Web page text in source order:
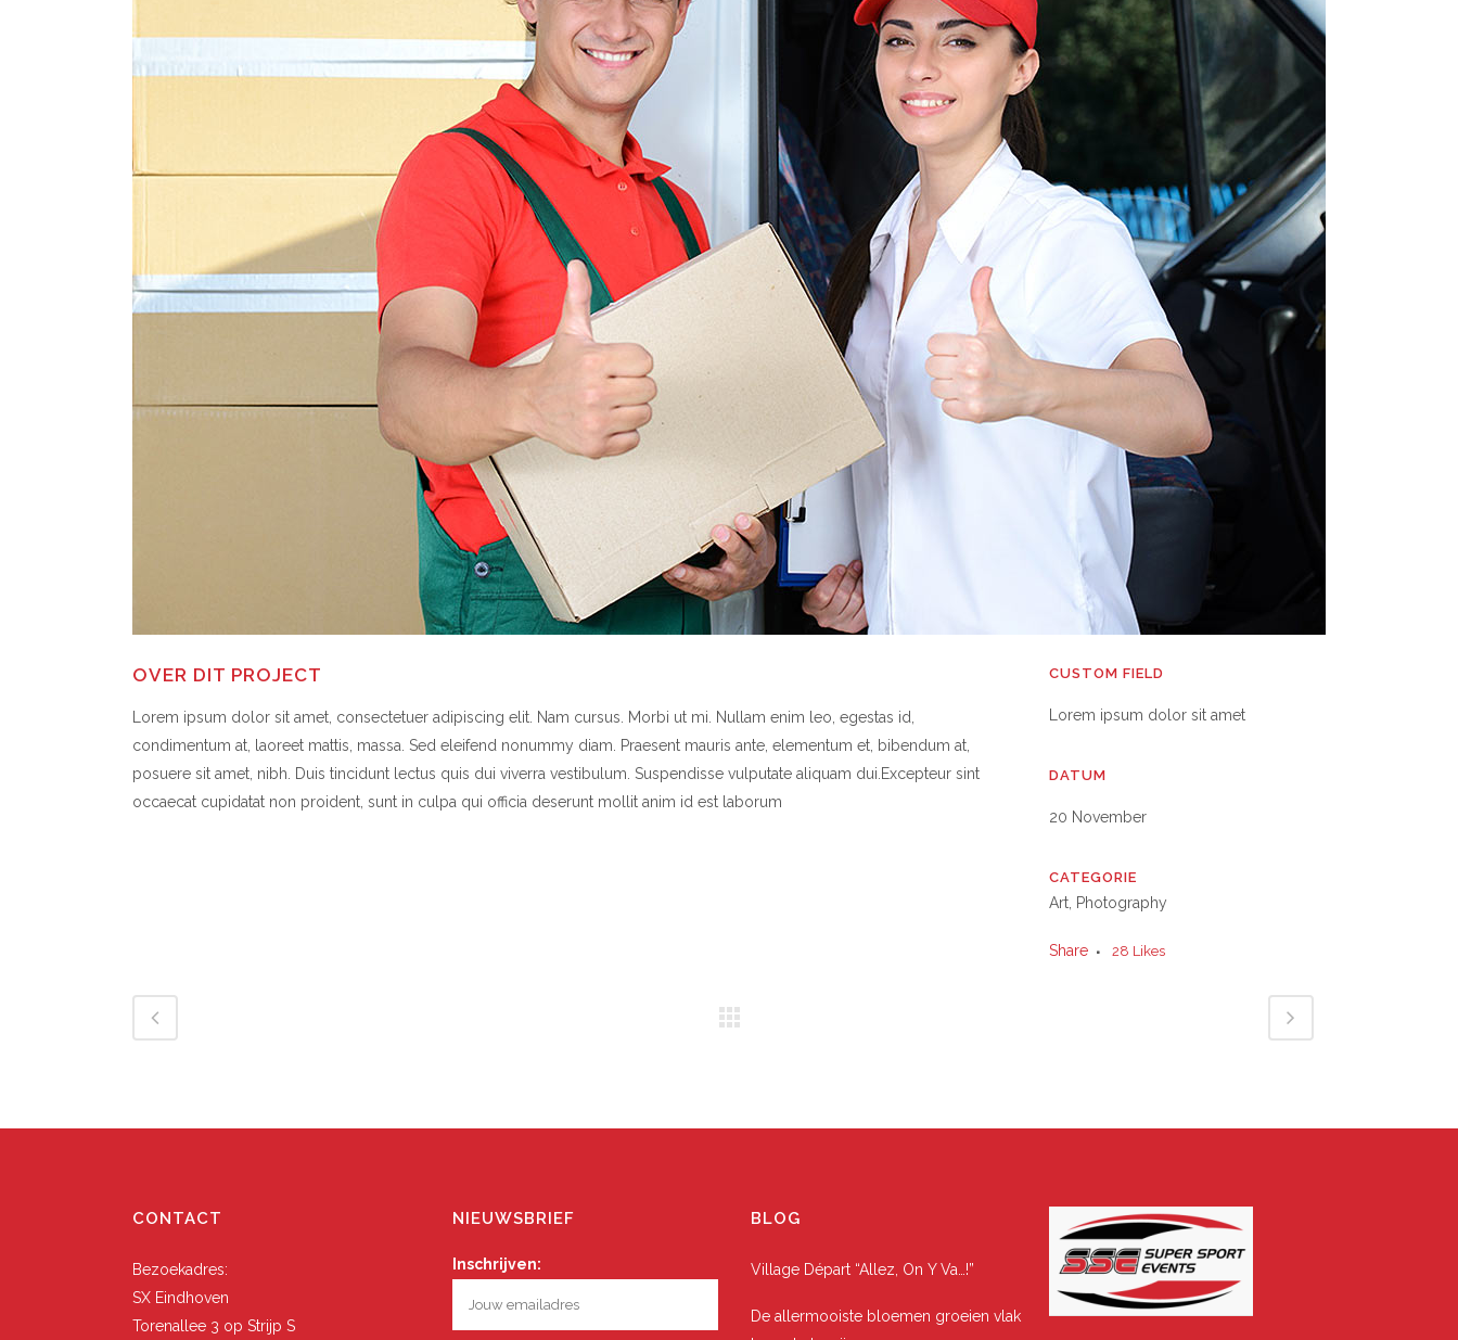
OVER DIT PROJECT
Lorem ipsum dolor sit amet, consectetuer adipiscing elit. Nam cursus. Morbi ut mi. Nullam enim leo, egestas id,
condimentum at, laoreet mattis, massa. Sed eleifend nonummy diam. Praesent mauris ante, elementum et, bibendum at,
posuere sit amet, nibh. Duis tincidunt lectus quis dui viverra vestibulum. Suspendisse vulputate aliquam dui.Excepteur sint
occaecat cupidatat non proident, sunt in culpa qui officia deserunt mollit anim id est laborum
CUSTOM FIELD
Lorem ipsum dolor sit amet
DATUM
20 November
CATEGORIE
Art, Photography
Share 28 Likes
CONTACT
Bezoekadres:
SX Eindhoven
Torenallee 3 op Strijp S
NIEUWSBRIEF
Inschrijven:
BLOG
Village Départ “Allez, On Y Va…!”
De allermooiste bloemen groeien vlak